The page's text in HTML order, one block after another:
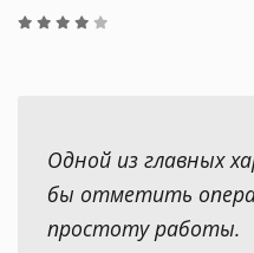
Одной из главных
бы отметить
простоту работы.